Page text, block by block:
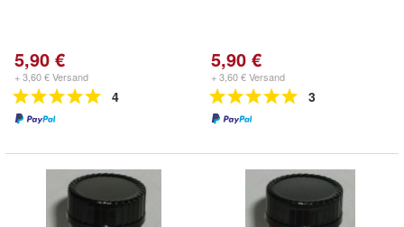
5,90 €
+ 3,60 € Versand
4
5,90 €
+ 3,60 € Versand
3